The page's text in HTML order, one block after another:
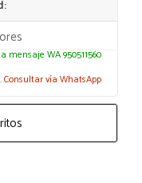
mensaje WA 950511560
Consultar vía WhatsApp